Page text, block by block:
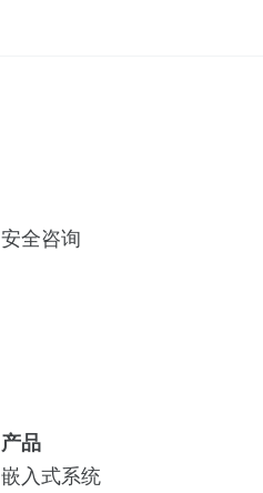
安全咨询
产品
嵌入式系统